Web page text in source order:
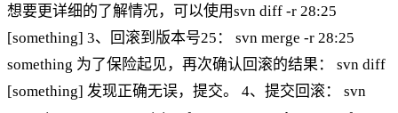
想要更详细的了解情况，可以使用svn diff -r 28:25
[something] 3、回滚到版本号25： svn merge -r 28:25
something 为了保险起见，再次确认回滚的结果： svn diff
[something] 发现正确无误，提交。 4、提交回滚： svn